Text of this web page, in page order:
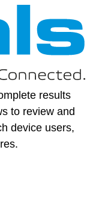
results
to review and
device users,